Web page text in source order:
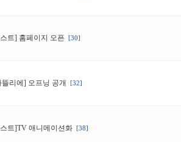
트] 홈페이지 오픈 [30]
리에] 오프닝 공개 [32]
트]TV 애니메이션화 [38]